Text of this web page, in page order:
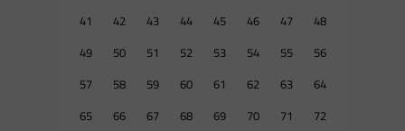
41
42 43 44 45 46 47
48
49
50 51 52 53 54 55
56
57
58 59 60 61 62 63
64
65
66 67 68 69 70 71
72